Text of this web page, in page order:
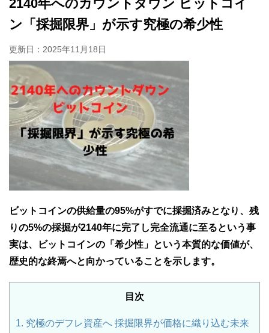
2140年へのカウントダウン ビットコイ
ン「採掘限界」が示す究極の希少性
更新日： 2025年11月18日
ビットコインの供給量の95%がすでに採掘済みとなり、残
りの5%の採掘が2140年に完了し完全流通に至るという事
実は、ビットコインの「希少性」という本質的な価値が、
歴史的な終焉へと向かっていることを示します。
目次
1. 究極のデフレ資産へ 採掘限界が価格に織り込む未来